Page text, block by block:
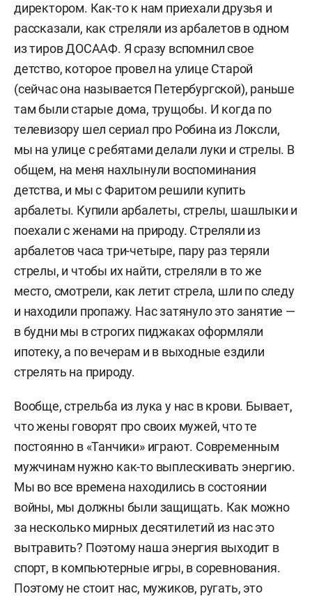
директором. Как-то к нам приехали друзья и
рассказали, как стреляли из арбалетов в одном
из тиров ДОСААФ. Я сразу вспомнил свое
детство, которое провел на улице Старой
(сейчас она называется Петербургской), раньше
там были старые дома, трущобы. И когда по
телевизору шел сериал про Робина из Локсли,
мы на улице с ребятами делали луки и стрелы. В
общем, на меня нахлынули воспоминания
детства, и мы с Фаритом решили купить
арбалеты. Купили арбалеты, стрелы, шашлыки и
поехали с женами на природу. Стреляли из
арбалетов часа три-четыре, пару раз теряли
стрелы, и чтобы их найти, стреляли в то же
место, смотрели, как летит стрела, шли по следу
и находили пропажу. Нас затянуло это занятие —
в будни мы в строгих пиджаках оформляли
ипотеку, а по вечерам и в выходные ездили
стрелять на природу.
Вообще, стрельба из лука у нас в крови. Бывает,
что жены говорят про своих мужей, что те
постоянно в «Танчики» играют. Современным
мужчинам нужно как-то выплескивать энергию.
Мы во все времена находились в состоянии
войны, мы должны были защищать. Как можно
за несколько мирных десятилетий из нас это
вытравить? Поэтому наша энергия выходит в
спорт, в компьютерные игры, в соревнования.
Поэтому не стоит нас, мужиков, ругать, это